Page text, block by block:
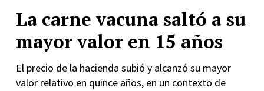
La carne vacuna saltó a su
mayor valor en 15 años
El precio de la hacienda subió y alcanzó su mayor
valor relativo en quince años, en un contexto de